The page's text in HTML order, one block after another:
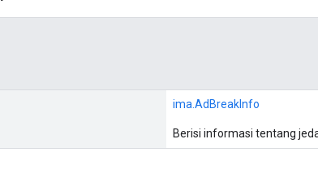
ima.AdBreakInfo
Berisi informasi tentang